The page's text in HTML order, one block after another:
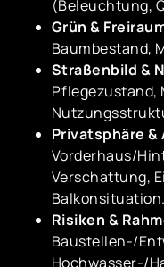
(Beleuchtung,
Grün &
Baumbestand,
Straßenbild &
Pflegezustand,
Privatsphäre
Vorderhaus/
Verschattung,
Balkonsituation.
Risiken &
Baustellen-/
Hochwasser-/